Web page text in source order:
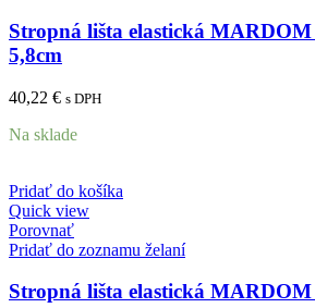
Stropná lišta elastická
5,8cm
40,22 € s DPH
Na sklade
Pridať do košíka
Quick view
Porovnať
Pridať do zoznamu želaní
Stropná lišta elastická